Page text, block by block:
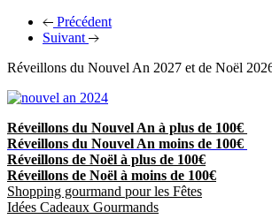
Précédent
Suivant
Réveillons du Nouvel An 2027 et de Noël
Réveillons du Nouvel An à plus de 100€
Réveillons du Nouvel An moins de 100€
Réveillons de Noël à plus de 100€
Réveillons de Noël à moins de 100€
Shopping gourmand pour les Fêtes
Idées Cadeaux Gourmands